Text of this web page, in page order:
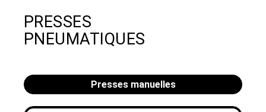
PRESSES
PNEUMATIQUES
Presses manuelles